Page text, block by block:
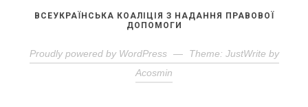
ВСЕУКРАЇНСЬКА КОАЛІЦІЯ З НАДАННЯ ПРАВОВОЇ
ДОПОМОГИ
Proudly powered by WordPress —
Theme: JustWrite by
Acosmin